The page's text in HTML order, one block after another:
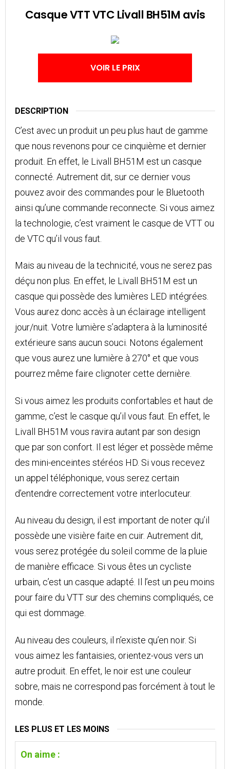
Casque VTT VTC Livall BH51M avis
VOIR LE PRIX
DESCRIPTION
C’est avec un produit un peu plus haut de gamme
que nous revenons pour ce cinquième et dernier
produit. En effet, le Livall BH51M est un casque
connecté. Autrement dit, sur ce dernier vous
pouvez avoir des commandes pour le Bluetooth
ainsi qu’une commande reconnecte. Si vous aimez
la technologie, c’est vraiment le casque de VTT ou
de VTC qu’il vous faut.
Mais au niveau de la technicité, vous ne serez pas
déçu non plus. En effet, le Livall BH51M est un
casque qui possède des lumières LED intégrées.
Vous aurez donc accès à un éclairage intelligent
jour/nuit. Votre lumière s’adaptera à la luminosité
extérieure sans aucun souci. Notons également
que vous aurez une lumière à 270° et que vous
pourrez même faire clignoter cette dernière.
Si vous aimez les produits confortables et haut de
gamme, c’est le casque qu’il vous faut. En effet, le
Livall BH51M vous ravira autant par son design
que par son confort. Il est léger et possède même
des mini-enceintes stéréos HD. Si vous recevez
un appel téléphonique, vous serez certain
d’entendre correctement votre interlocuteur.
Au niveau du design, il est important de noter qu’il
possède une visière faite en cuir. Autrement dit,
vous serez protégée du soleil comme de la pluie
de manière efficace. Si vous êtes un cycliste
urbain, c’est un casque adapté. Il l’est un peu moins
pour faire du VTT sur des chemins compliqués, ce
qui est dommage.
Au niveau des couleurs, il n’existe qu’en noir. Si
vous aimez les fantaisies, orientez-vous vers un
autre produit. En effet, le noir est une couleur
sobre, mais ne correspond pas forcément à tout le
monde.
LES PLUS ET LES MOINS
On aime :